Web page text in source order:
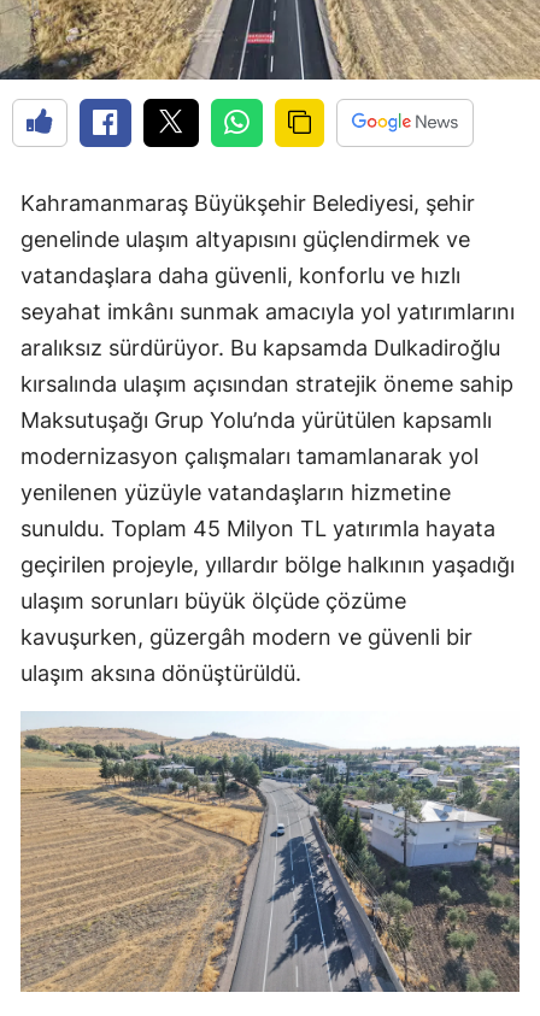
Kahramanmaraş Büyükşehir Belediyesi, şehir
genelinde ulaşım altyapısını güçlendirmek ve
vatandaşlara daha güvenli, konforlu ve hızlı
seyahat imkânı sunmak amacıyla yol yatırımlarını
aralıksız sürdürüyor. Bu kapsamda Dulkadiroğlu
kırsalında ulaşım açısından stratejik öneme sahip
Maksutuşağı Grup Yolu’nda yürütülen kapsamlı
modernizasyon çalışmaları tamamlanarak yol
yenilenen yüzüyle vatandaşların hizmetine
sunuldu. Toplam 45 Milyon TL yatırımla hayata
geçirilen projeyle, yıllardır bölge halkının yaşadığı
ulaşım sorunları büyük ölçüde çözüme
kavuşurken, güzergâh modern ve güvenli bir
ulaşım aksına dönüştürüldü.